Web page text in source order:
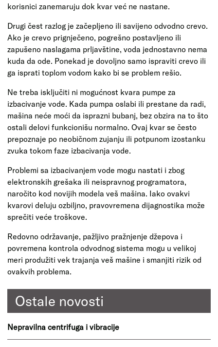
korisnici zanemaruju dok kvar već ne nastane.
Drugi čest razlog je začepljeno ili savijeno odvodno crevo.
Ako je crevo prignječeno, pogrešno postavljeno ili
zapušeno naslagama prljavštine, voda jednostavno nema
kuda da ode. Ponekad je dovoljno samo ispraviti crevo ili
ga isprati toplom vodom kako bi se problem rešio.
Ne treba isključiti ni mogućnost kvara pumpe za
izbacivanje vode. Kada pumpa oslabi ili prestane da radi,
mašina neće moći da isprazni bubanj, bez obzira na to što
ostali delovi funkcionišu normalno. Ovaj kvar se često
prepoznaje po neobičnom zujanju ili potpunom izostanku
zvuka tokom faze izbacivanja vode.
Problemi sa izbacivanjem vode mogu nastati i zbog
elektronskih grešaka ili neispravnog programatora,
naročito kod novijih modela veš mašina. Iako ovakvi
kvarovi deluju ozbiljno, pravovremena dijagnostika može
sprečiti veće troškove.
Redovno održavanje, pažljivo pražnjenje džepova i
povremena kontrola odvodnog sistema mogu u velikoj
meri produžiti vek trajanja veš mašine i smanjiti rizik od
ovakvih problema.
Ostale novosti
Nepravilna centrifuga i vibracije